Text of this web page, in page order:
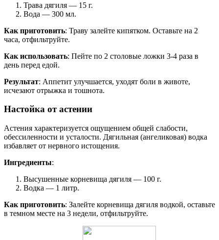
Трава дягиля — 15 г.
Вода — 300 мл.
Как приготовить: Траву залейте кипятком. Оставьте на 2
часа, отфильтруйте.
Как использовать: Пейте по 2 столовые ложки 3-4 раза в
день перед едой.
Результат: Аппетит улучшается, уходят боли в животе,
исчезают отрыжка и тошнота.
Настойка от астении
Астения характеризуется ощущением общей слабости,
обессиленности и усталости. Дягильная (ангеликовая) водка
избавляет от нервного истощения.
Ингредиенты:
Высушенные корневища дягиля — 100 г.
Водка — 1 литр.
Как приготовить: Залейте корневища дягиля водкой, оставьте
в темном месте на 3 недели, отфильтруйте.